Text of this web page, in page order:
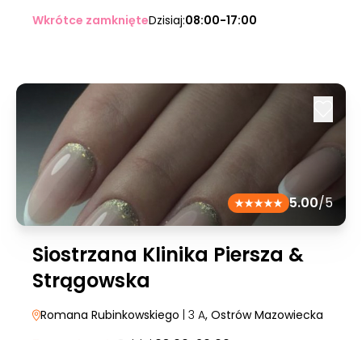
Wkrótce zamknięteDzisiaj:08:00-17:00
5.00/5
Siostrzana Klinika Piersza &
Strągowska
Romana Rubinkowskiego | 3 A, Ostrów Mazowiecka